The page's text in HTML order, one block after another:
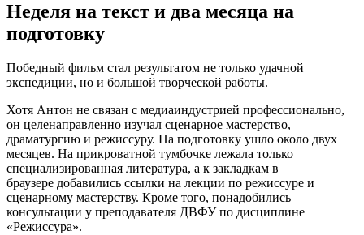
Неделя на текст и два месяца на
подготовку
Победный фильм стал результатом не только удачной
экспедиции, но и большой творческой работы.
Хотя Антон не связан с медиаиндустрией профессионально,
он целенаправленно изучал сценарное мастерство,
драматургию и режиссуру. На подготовку ушло около двух
месяцев. На прикроватной тумбочке лежала только
специализированная литература, а к закладкам в
браузере добавились ссылки на лекции по режиссуре и
сценарному мастерству. Кроме того, понадобились
консультации у преподавателя ДВФУ по дисциплине
«Режиссура».